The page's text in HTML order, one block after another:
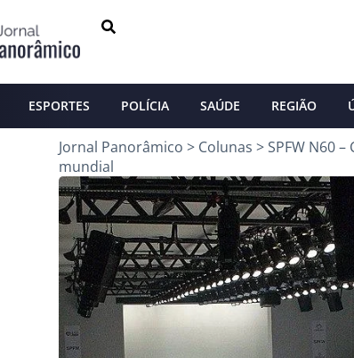
ESPORTES POLÍCIA SAÚDE REGIÃO
Jornal Panorâmico > Colunas >SPFW N60
mundial